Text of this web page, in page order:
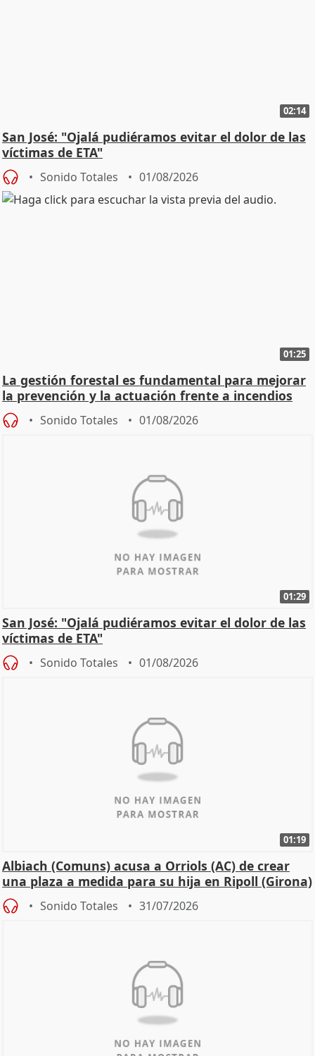
02:14
San José: "Ojalá pudiéramos evitar el dolor de las
víctimas de ETA"
Sonido Totales 01/08/2026
01:25
La gestión forestal es fundamental para mejorar
la prevención y la actuación frente a incendios
Sonido Totales 01/08/2026
01:29
San José: "Ojalá pudiéramos evitar el dolor de las
víctimas de ETA"
Sonido Totales 01/08/2026
01:19
Albiach (Comuns) acusa a Orriols (AC) de crear
una plaza a medida para su hija en Ripoll (Girona)
Sonido Totales 31/07/2026